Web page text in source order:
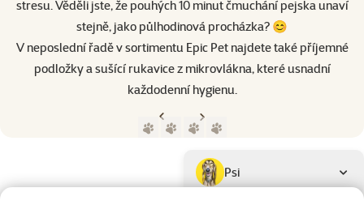
stresu. Věděli jste, že pouhých 10 minut čmuchání pejska unaví
stejně, jako půlhodinová procházka? 😊
V neposlední řadě v sortimentu Epic Pet najdete také příjemné
podložky a sušící rukavice z mikrovlákna, které usnadní
každodenní hygienu.
Předchozí stranaNásledující strana
Podkategorie
Psi